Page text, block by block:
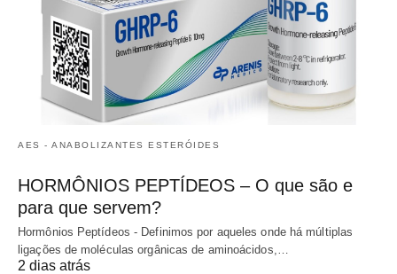
AES - ANABOLIZANTES ESTERÓIDES
HORMÔNIOS PEPTÍDEOS – O que são e
para que servem?
Hormônios Peptídeos - Definimos por aqueles onde há múltiplas
ligações de moléculas orgânicas de aminoácidos,…
2 dias atrás